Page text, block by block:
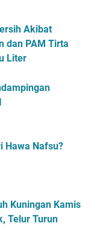
Akibat
dan PAM Tirta
Liter
Hawa Nafsu?
Kuningan Kamis
Telur Turun